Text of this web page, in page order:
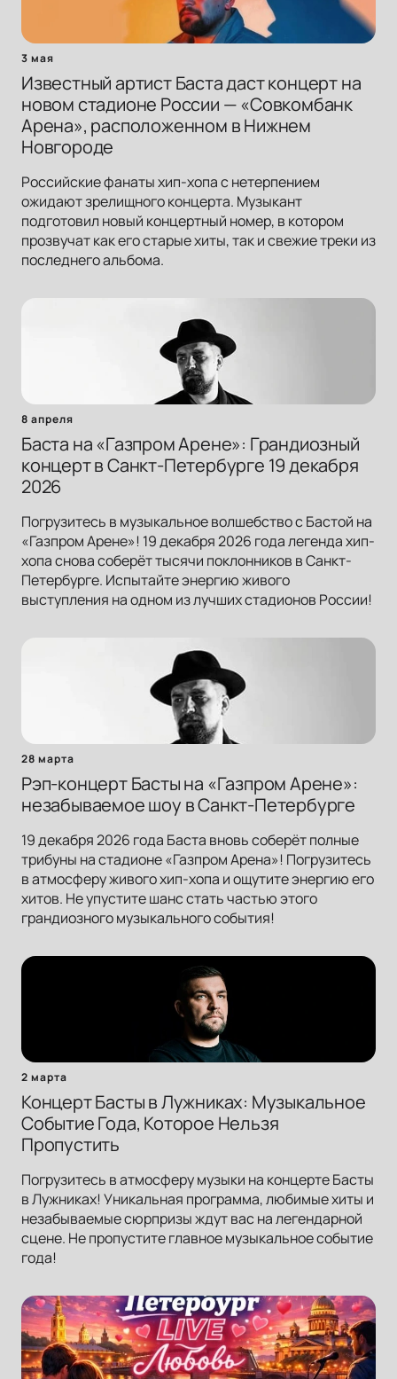
3 мая
Известный артист Баста даст концерт на
новом стадионе России — «Совкомбанк
Арена», расположенном в Нижнем
Новгороде
Российские фанаты хип-хопа с нетерпением
ожидают зрелищного концерта. Музыкант
подготовил новый концертный номер, в котором
прозвучат как его старые хиты, так и свежие треки из
последнего альбома.
8 апреля
Баста на «Газпром Арене»: Грандиозный
концерт в Санкт-Петербурге 19 декабря
2026
Погрузитесь в музыкальное волшебство с Бастой на
«Газпром Арене»! 19 декабря 2026 года легенда хип-
хопа снова соберёт тысячи поклонников в Санкт-
Петербурге. Испытайте энергию живого
выступления на одном из лучших стадионов России!
28 марта
Рэп-концерт Басты на «Газпром Арене»:
незабываемое шоу в Санкт-Петербурге
19 декабря 2026 года Баста вновь соберёт полные
трибуны на стадионе «Газпром Арена»! Погрузитесь
в атмосферу живого хип-хопа и ощутите энергию его
хитов. Не упустите шанс стать частью этого
грандиозного музыкального события!
2 марта
Концерт Басты в Лужниках: Музыкальное
Событие Года, Которое Нельзя
Пропустить
Погрузитесь в атмосферу музыки на концерте Басты
в Лужниках! Уникальная программа, любимые хиты и
незабываемые сюрпризы ждут вас на легендарной
сцене. Не пропустите главное музыкальное событие
года!